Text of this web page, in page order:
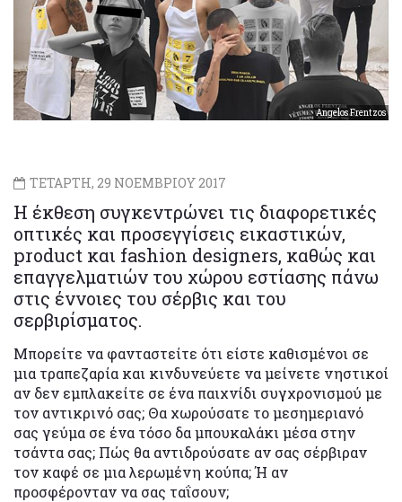
Angelos Frentzos
ΤΕΤΑΡΤΗ, 29 ΝΟΕΜΒΡΙΟΥ 2017
Η έκθεση συγκεντρώνει τις διαφορετικές
οπτικές και προσεγγίσεις εικαστικών,
product και fashion designers, καθώς και
επαγγελματιών του χώρου εστίασης πάνω
στις έννοιες του σέρβις και του
σερβιρίσματος.
Μπορείτε να φανταστείτε ότι είστε καθισμένοι σε
μια τραπεζαρία και κινδυνεύετε να μείνετε νηστικοί
αν δεν εμπλακείτε σε ένα παιχνίδι συγχρονισμού με
τον αντικρινό σας; Θα χωρούσατε το μεσημεριανό
σας γεύμα σε ένα τόσο δα μπουκαλάκι μέσα στην
τσάντα σας; Πώς θα αντιδρούσατε αν σας σέρβιραν
τον καφέ σε μια λερωμένη κούπα; Ή αν
προσφέρονταν να σας ταΐσουν;